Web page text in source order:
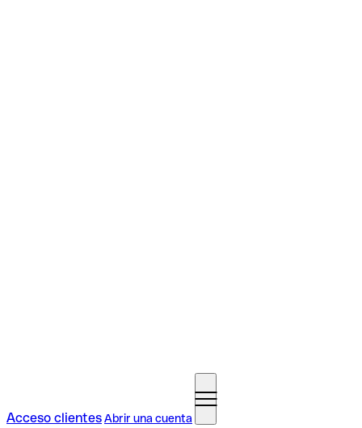
Acceso clientesAbrir una cuenta